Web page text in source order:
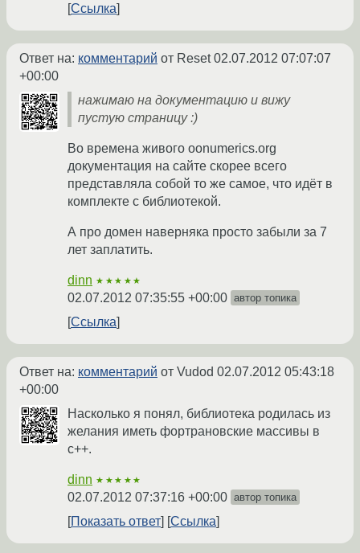
Ссылка
Ответ на: комментарий от Reset02.07.2012 07:07:07
+00:00
нажимаю на документацию и вижу
пустую страницу :)
Во времена живого oonumerics.org
документация на сайте скорее всего
представляла собой то же самое, что идёт в
комплекте с библиотекой.
А про домен наверняка просто забыли за 7
лет заплатить.
dinn ★★★★★
02.07.2012 07:35:55 +00:00 автор топика
Ссылка
Ответ на: комментарий от Vudod 02.07.2012 05:43:18
+00:00
Насколько я понял, библиотека родилась из
желания иметь фортрановские массивы в
c++.
dinn ★★★★★
02.07.2012 07:37:16 +00:00 автор топика
Показать ответ Ссылка